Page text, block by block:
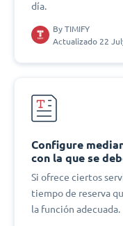
día.
By TIMIFY
Actualizado 22
Configure
con la que se
Si ofrece ciertos
tiempo de reserva
la función adecuada.